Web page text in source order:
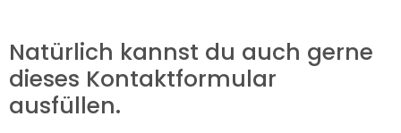
Natürlich kannst du auch gerne
dieses Kontaktformular
ausfüllen.